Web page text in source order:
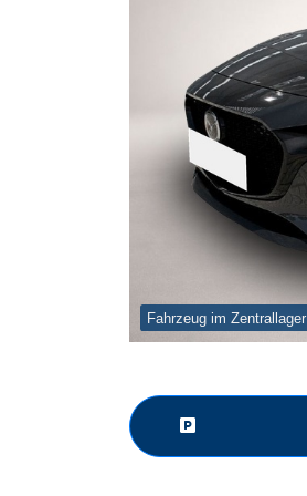
Fahrzeug im Zentrallager